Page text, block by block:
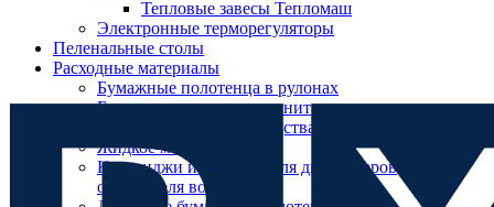
Тепловые завесы Тепломаш
Электронные терморегуляторы
Пеленальные столы
Расходные материалы
Бумажные полотенца в рулонах
Бумажные сиденья для унитаза
Дезинфицирующие средства
Жидкое мыло TORK
Картриджи и баллоны для диспенсеров
освежителя воздуха
Нажмите, чтобы увеличить